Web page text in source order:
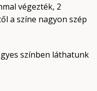
végezték, 2
a színe nagyon szép
színben láthatunk